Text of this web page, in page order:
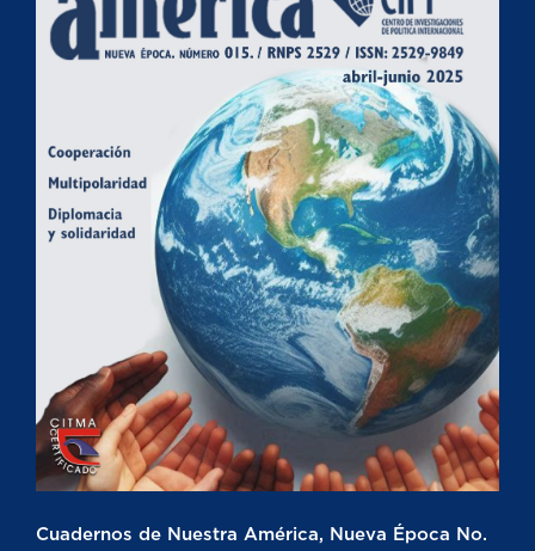
Cuadernos de Nuestra América, Nueva Época No.